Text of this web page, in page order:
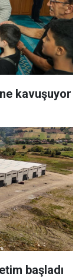
kavuşuyor
başladı